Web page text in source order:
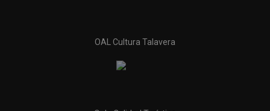
OAL Cultura Talavera